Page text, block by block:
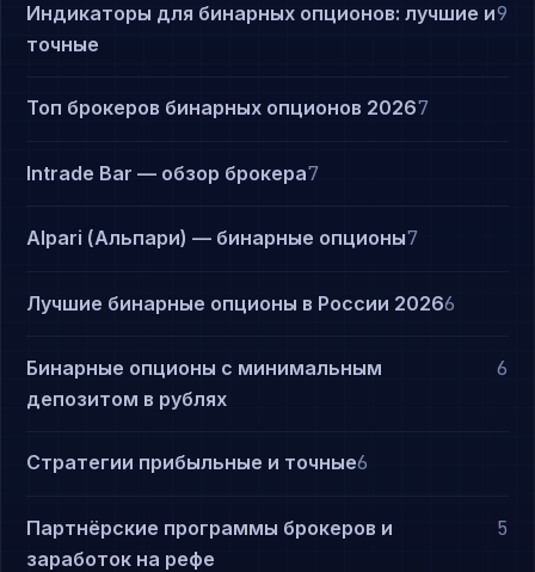
Индикаторы для бинарных опционов: лучшие и
точные
9
Топ брокеров бинарных опционов 20267
Intrade Bar — обзор брокера7
Alpari (Альпари) — бинарные опционы7
Лучшие бинарные опционы в России 20266
Бинарные опционы с минимальным
депозитом в рублях
6
Стратегии прибыльные и точные6
Партнёрские программы брокеров и
заработок на рефе
5